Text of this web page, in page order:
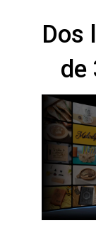
Dos
de